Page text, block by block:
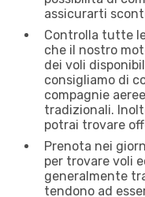
assicurarti
Controlla tutte
che il nostro
dei voli
consigliamo di
compagnie
tradizionali.
potrai trovare
Prenota nei
per trovare voli
generalmente
tendono ad